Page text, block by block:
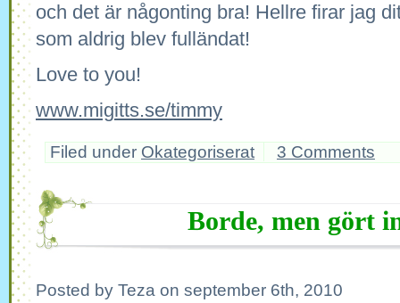
och det är någonting bra! Hellre firar jag
som aldrig blev fulländat!
Love to you!
www.migitts.se/timmy
Filed under Okategoriserat 3 Comments
Borde, men gört
Posted by Teza on september 6th, 2010